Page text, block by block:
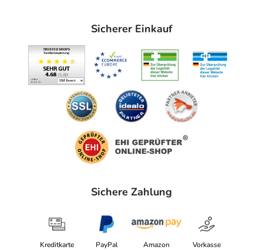
Sicherer Einkauf
Sichere Zahlung
Kreditkarte PayPal Amazon Vorkasse